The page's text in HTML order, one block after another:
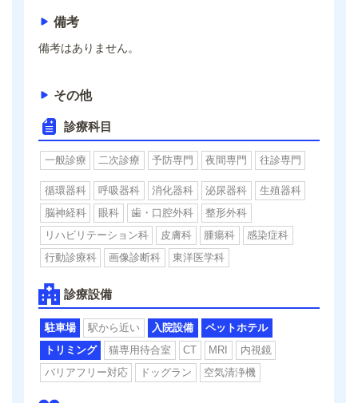
備考
備考はありません。
その他
診療科目
一般診療 二次診療 予防専門 夜間専門 往診専門
循環器科 呼吸器科 消化器科 泌尿器科
生殖器科
脳神経科
眼科 歯・口腔外科
整形外科
リハビリテーション科
皮膚科 腫瘍科
感染症科
行動診療科
画像診断科 東洋医学科
診療設備
駐車場 駅から近い 入院設備
ペットホテル
トリミング
猫専用待合室 CT MRI
内視鏡
バリアフリー対応
ドッグラン 空気清浄機